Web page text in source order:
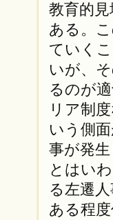
教育的
ある。
ていく
いが、
るのが
リア制
いう側
事が発
とはい
る左遷
ある程